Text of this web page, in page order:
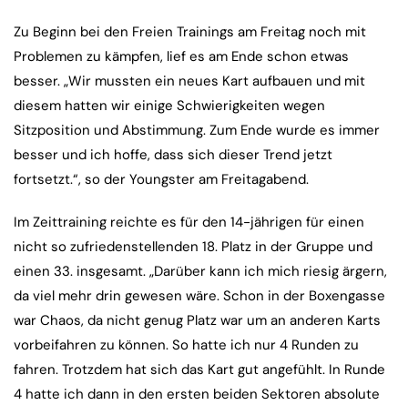
Zu Beginn bei den Freien Trainings am Freitag noch mit
Problemen zu kämpfen, lief es am Ende schon etwas
besser. „Wir mussten ein neues Kart aufbauen und mit
diesem hatten wir einige Schwierigkeiten wegen
Sitzposition und Abstimmung. Zum Ende wurde es immer
besser und ich hoffe, dass sich dieser Trend jetzt
fortsetzt.“, so der Youngster am Freitagabend.
Im Zeittraining reichte es für den 14-jährigen für einen
nicht so zufriedenstellenden 18. Platz in der Gruppe und
einen 33. insgesamt. „Darüber kann ich mich riesig ärgern,
da viel mehr drin gewesen wäre. Schon in der Boxengasse
war Chaos, da nicht genug Platz war um an anderen Karts
vorbeifahren zu können. So hatte ich nur 4 Runden zu
fahren. Trotzdem hat sich das Kart gut angefühlt. In Runde
4 hatte ich dann in den ersten beiden Sektoren absolute